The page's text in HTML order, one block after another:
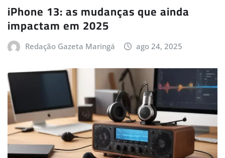
iPhone 13: as mudanças que ainda
impactam em 2025
Redação Gazeta Maringá ago 24, 2025